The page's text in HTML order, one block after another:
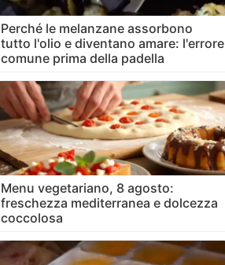
Perché le melanzane assorbono
tutto l'olio e diventano amare: l'errore
comune prima della padella
Menu vegetariano, 8 agosto:
freschezza mediterranea e dolcezza
coccolosa